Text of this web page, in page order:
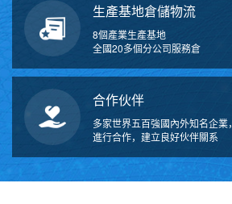
生產基地倉儲物流
8個產業生產基地
全國20多個分公司服務倉
合作伙伴
多家世界五百強國內外知名企業，
進行合作，建立良好伙伴關系